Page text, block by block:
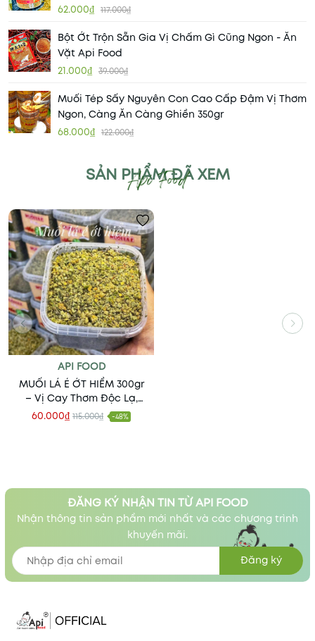
62.000₫ 117.000₫
Bột Ớt Trộn Sẵn Gia Vị Chấm Gì Cũng Ngon - Ăn
Vặt Api Food
21.000₫ 39.000₫
Muối Tép Sấy Nguyên Con Cao Cấp Đậm Vị Thơm
Ngon, Càng Ăn Càng Ghiền 350gr
68.000₫ 122.000₫
SẢN PHẨM ĐÃ XEM
API FOOD
MUỐI LÁ É ỚT HIỂM 300gr
– Vị Cay Thơm Độc Lạ,
Đặc Sản Tăng Vị Cho Mọi
60.000₫ 115.000₫ -48%
ĐĂNG KÝ NHẬN TIN TỪ API FOOD
Nhận thông tin sản phẩm mới nhất và các chương trình
khuyến mãi.
Đăng ký